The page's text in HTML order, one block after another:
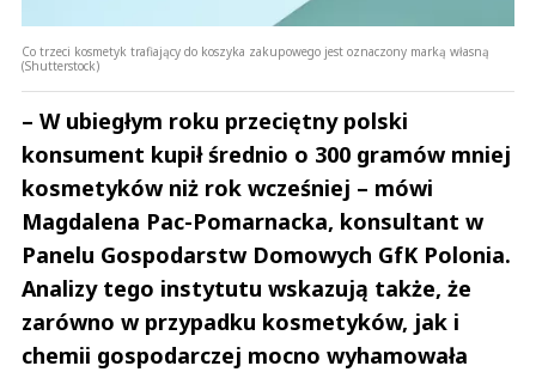
Co trzeci kosmetyk trafiający do koszyka zakupowego jest oznaczony marką własną
(Shutterstock)
– W ubiegłym roku przeciętny polski
konsument kupił średnio o 300 gramów mniej
kosmetyków niż rok wcześniej – mówi
Magdalena Pac-Pomarnacka, konsultant w
Panelu Gospodarstw Domowych GfK Polonia.
Analizy tego instytutu wskazują także, że
zarówno w przypadku kosmetyków, jak i
chemii gospodarczej mocno wyhamowała